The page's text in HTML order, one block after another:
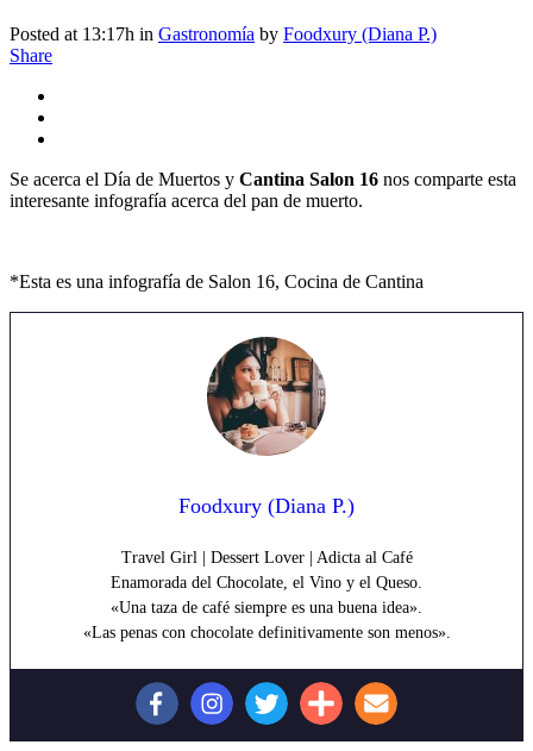
Posted at 13:17h in Gastronomía by Foodxury (Diana P.)
Share
Se acerca el Día de Muertos y Cantina Salon 16 nos comparte esta
interesante infografía acerca del pan de muerto.
*Esta es una infografía de Salon 16, Cocina de Cantina
Foodxury (Diana P.)
Travel Girl | Dessert Lover | Adicta al Café
Enamorada del Chocolate, el Vino y el Queso.
«Una taza de café siempre es una buena idea».
«Las penas con chocolate definitivamente son menos».